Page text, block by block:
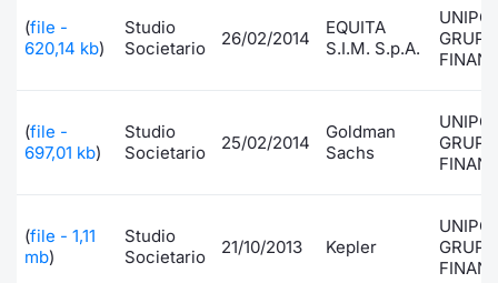
(file -
620,14 kb)
Studio
Societario
26/02/2014
EQUITA
S.I.M. S.p.A.
(file -
697,01 kb)
Studio
Societario
25/02/2014
Goldman
Sachs
(file - 1,11
mb)
Studio
Societario
21/10/2013 Kepler
Documenti
Calendario Conferenze
Cambi
Per
BONO
BUND
KID/
Milan
BTP
Notizie
Notizie e Formazione Servizi
Analisi
Mifid 2